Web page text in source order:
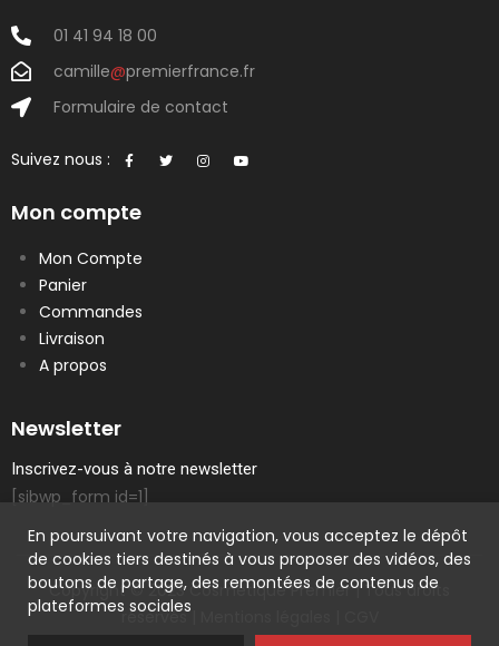
01 41 94 18 00
camille@premierfrance.fr
Formulaire de contact
Suivez nous :
Mon compte
Mon Compte
Panier
Commandes
Livraison
A propos
Newsletter
Inscrivez-vous à notre newsletter
[sibwp_form id=1]
Copyright © 2023 Cosmetique Premier | Tous droits
réservés |
En poursuivant votre navigation, vous acceptez le dépôt
de cookies tiers destinés à vous proposer des vidéos, des
boutons de partage, des remontées de contenus de
plateformes sociales